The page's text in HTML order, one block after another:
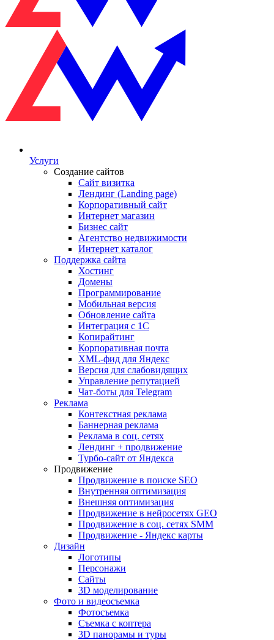
Услуги
Создание сайтов
Сайт визитка
Лендинг (Landing page)
Корпоративный сайт
Интернет магазин
Бизнес сайт
Агентство недвижимости
Интернет каталог
Поддержка сайта
Хостинг
Домены
Программирование
Мобильная версия
Обновление сайта
Интеграция с 1С
Копирайтинг
Корпоративная почта
XML-фид для Яндекс
Версия для слабовидящих
Управление репутацией
Чат-боты для Telegram
Реклама
Контекстная реклама
Баннерная реклама
Реклама в соц. сетях
Лендинг + продвижение
Турбо-сайт от Яндекса
Продвижение
Продвижение в поиске SEO
Внутренняя оптимизация
Внешняя оптимизация
Продвижение в нейросетях GEO
Продвижение в соц. сетях SMM
Продвижение - Яндекс карты
Дизайн
Логотипы
Персонажи
Сайты
3D моделирование
Фото и видеосъемка
Фотосъемка
Съемка с коптера
3D панорамы и туры